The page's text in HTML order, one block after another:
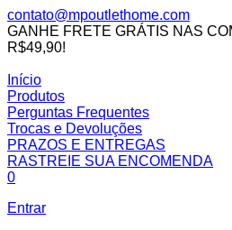
contato@mpoutlethome.com
GANHE FRETE GRÁTIS NAS
R$49,90!
Facebook
Instagram
MP
Outlet
Home
Início
Produtos
Perguntas Frequentes
Trocas e Devoluções
PRAZOS E ENTREGAS
RASTREIE SUA ENCOMENDA
0
Entrar